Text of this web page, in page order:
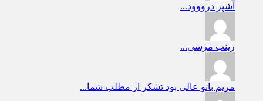
آشپز درووود...
زینب مرسی...
مریم بانو عالی بود تشکر از مطلب شما...